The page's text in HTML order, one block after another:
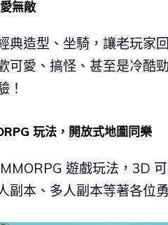
無敵
典造型、坐騎，讓老玩家
可愛、搞怪、甚至是冷酷
！
玩法，開放式地圖同樂
遊戲玩法，3D
副本、多人副本等著各位